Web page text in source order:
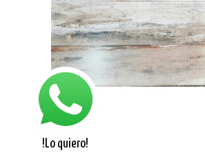
!Lo quiero!